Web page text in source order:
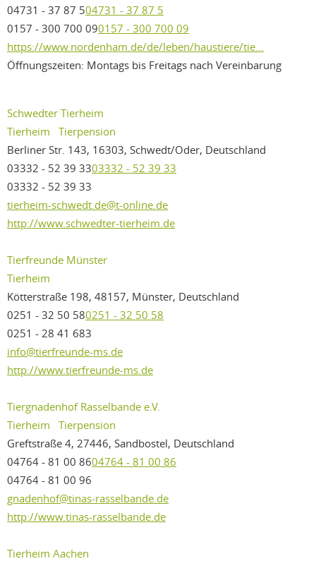
04731 - 37 87 504731 - 37 87 5
0157 - 300 700 090157 - 300 700 09
https://www.nordenham.de/de/leben/haustiere/tie...
Öffnungszeiten: Montags bis Freitags nach Vereinbarung
Schwedter Tierheim
Tierheim
Tierpension
Berliner Str. 143, 16303, Schwedt/Oder, Deutschland
03332 - 52 39 3303332 - 52 39 33
03332 - 52 39 33
tierheim-schwedt.de@t-online.de
http://www.schwedter-tierheim.de
Tierfreunde Münster
Tierheim
Kötterstraße 198, 48157, Münster, Deutschland
0251 - 32 50 580251 - 32 50 58
0251 - 28 41 683
info@tierfreunde-ms.de
http://www.tierfreunde-ms.de
Tiergnadenhof Rasselbande e.V.
Tierheim
Tierpension
Greftstraße 4, 27446, Sandbostel, Deutschland
04764 - 81 00 8604764 - 81 00 86
04764 - 81 00 96
gnadenhof@tinas-rasselbande.de
http://www.tinas-rasselbande.de
Tierheim Aachen